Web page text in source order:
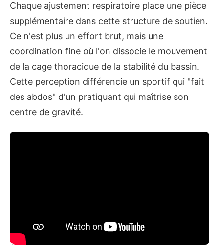
Chaque ajustement respiratoire place une pièce
supplémentaire dans cette structure de soutien.
Ce n'est plus un effort brut, mais une
coordination fine où l'on dissocie le mouvement
de la cage thoracique de la stabilité du bassin.
Cette perception différencie un sportif qui "fait
des abdos" d'un pratiquant qui maîtrise son
centre de gravité.